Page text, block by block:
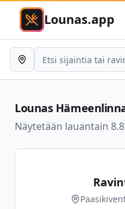
Lounas.app
Lounas
Näytetään lauantain